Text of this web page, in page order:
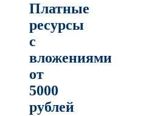
Платные
ресурсы
с
вложениями
от
5000
рублей